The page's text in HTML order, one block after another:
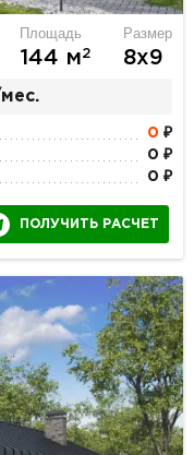
Площадь
144 м2
Размер
8х9
0 ₽
0 ₽
0 ₽
ПОЛУЧИТЬ РАСЧЕТ